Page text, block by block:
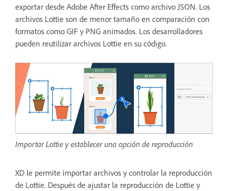
exportar desde Adobe After Effects como archivo JSON. Los
archivos Lottie son de menor tamaño en comparación con
formatos como GIF y PNG animados. Los desarrolladores
pueden reutilizar archivos Lottie en su código.
Importar Lottie y establecer una opción de reproducción
XD le permite importar archivos y controlar la reproducción
de Lottie. Después de ajustar la reproducción de Lottie y